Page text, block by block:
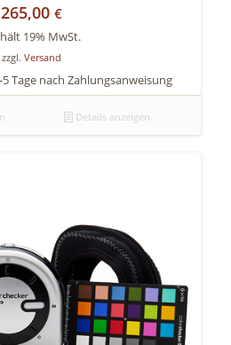
265,00€
19% MwSt.
zzgl.Versand
Tage nach Zahlungsanweisung
Details anzeigen